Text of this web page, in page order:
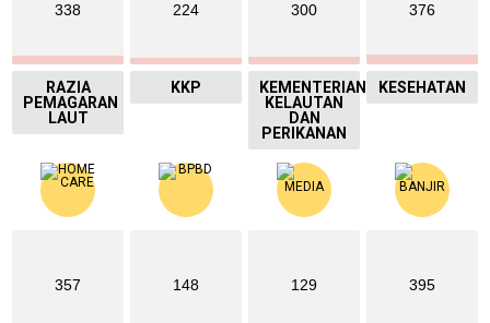
338
RAZIA
PEMAGARAN
LAUT
224
KKP
300
KEMENTERIAN
KELAUTAN
DAN
PERIKANAN
376
KESEHATAN
357 148 129 395